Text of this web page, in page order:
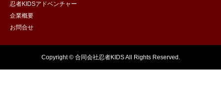
忍者KIDSアドベンチャー
企業概要
お問合せ
Copyright © 合同会社忍者KIDS All Rights Reserved.